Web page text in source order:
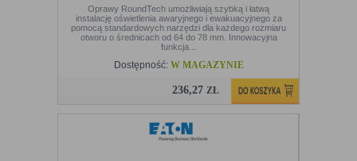
Oprawy RoundTech umożliwiają szybką i łatwą
instalację oświetlenia awaryjnego i ewakuacyjnego za
pomocą standardowych narzędzi dla każdego rozmiaru
otworu o średnicach od 64 do 78 mm. Innowacyjna
funkcja...
Dostępność: W MAGAZYNIE
236,27ZŁ